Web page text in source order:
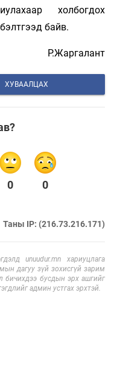
холбогдох
байв.
Р.Жаргалант
ХУВААЛЦАХ
0 0
Таны IP: (216.73.216.171)
unuudur.mn хариуцлага
дагуу зүй зохисгүй зарим
бичихдээ бусдын эрх ашгийг
админ устгах эрхтэй.